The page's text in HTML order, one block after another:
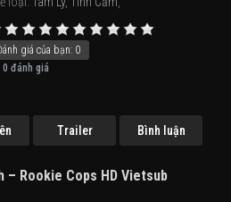
giá của bạn: 0
0 đánh giá
Trailer Bình luận
– Rookie Cops HD Vietsub